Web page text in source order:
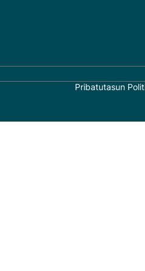
Pribatutasun